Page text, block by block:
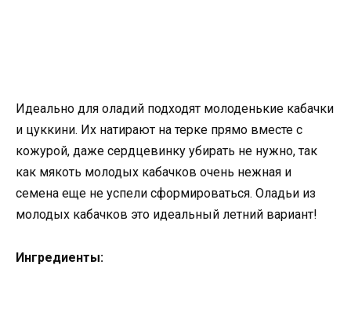
Идеально для оладий подходят молоденькие кабачки
и цуккини. Их натирают на терке прямо вместе с
кожурой, даже сердцевинку убирать не нужно, так
как мякоть молодых кабачков очень нежная и
семена еще не успели сформироваться. Оладьи из
молодых кабачков это идеальный летний вариант!
Ингредиенты: